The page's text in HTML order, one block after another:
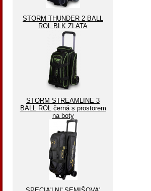
STORM THUNDER 2 BALL
ROL BLK ZLATA
STORM STREAMLINE 3
BALL ROL černá s prostorem
na boty